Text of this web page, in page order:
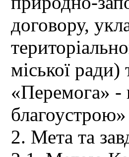
договору,
міської
«Перемога» -
2. Мета та